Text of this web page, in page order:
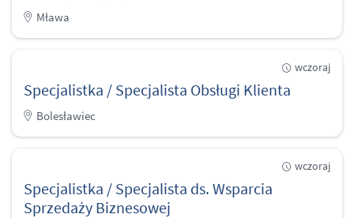
Mława
Specjalistka / Specjalista Obsługi Klienta
wczoraj
Bolesławiec
Specjalistka / Specjalista ds. Wsparcia
Sprzedaży Biznesowej
wczoraj